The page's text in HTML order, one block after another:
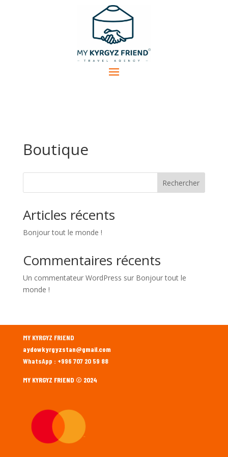
Boutique
Rechercher
Articles récents
Bonjour tout le monde !
Commentaires récents
Un commentateur WordPress sur Bonjour tout le
monde !
MY KYRGYZ FRIEND
aydowkyrgyzstan@gmail.com
WhatsApp : +996 707 20 59 88
MY KYRGYZ FRIEND © 2024